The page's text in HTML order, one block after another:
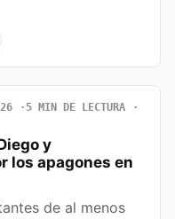
5 MIN DE LECTURA
y
los apagones en
de al menos